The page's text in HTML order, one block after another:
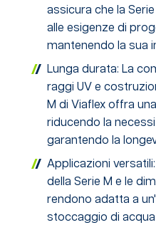
assicura che la
alle esigenze di
mantenendo la sua
Lunga durata: La
raggi UV e
M di Viaflex offra
riducendo la
garantendo la
Applicazioni
della Serie M e le
rendono adatta a
stoccaggio di